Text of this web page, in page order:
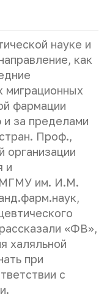
науке и
как
миграционных
фармации
и за пределами
Проф.,
организации
и
МГМУ им. И.М.
«ФВ»,
халяльной
при
с